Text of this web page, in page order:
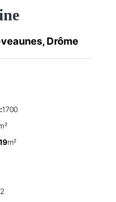
Drôme
1700
m²
2